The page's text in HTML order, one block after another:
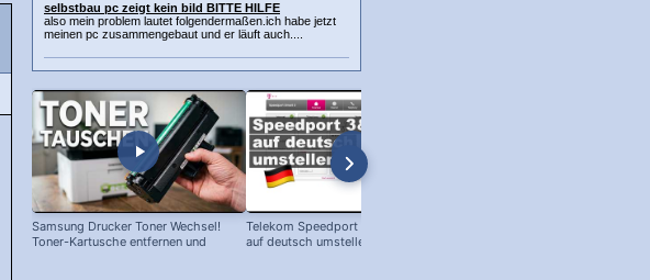
selbstbau pc zeigt kein bild BITTE HILFE
also mein problem lautet folgendermaßen.ich habe jetzt
meinen pc zusammengebaut und er läuft auch....
Samsung Drucker Toner Wechsel!
Toner-Kartusche entfernen und
Telekom Speedport Router: Sprache
auf deutsch umstellen!